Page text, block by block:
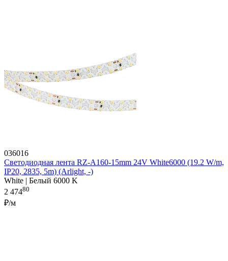
036016
Светодиодная лента RZ-A160-15mm 24V White6000 (19.2 W/m,
IP20, 2835, 5m) (Arlight, -)
White | Белый 6000 K
2 47480
₽/м